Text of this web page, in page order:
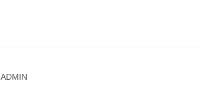
ADMIN